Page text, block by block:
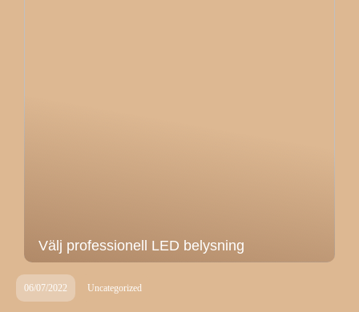
Välj professionell LED belysning
06/07/2022 Uncategorized